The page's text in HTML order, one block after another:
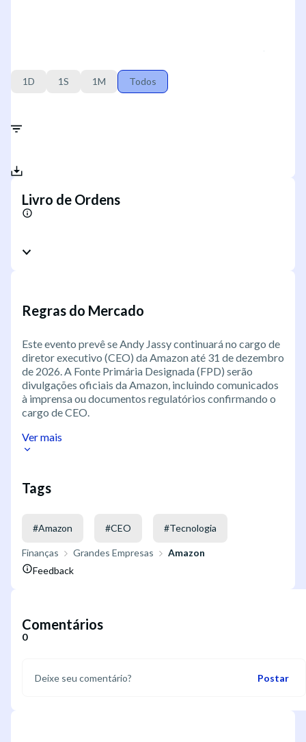
1D 1S 1M Todos
Livro de Ordens
Regras do Mercado
Este evento prevê se Andy Jassy continuará no cargo de
diretor executivo (CEO) da Amazon até 31 de dezembro
de 2026. A Fonte Primária Designada (FPD) serão
divulgações oficiais da Amazon, incluindo comunicados
à imprensa ou documentos regulatórios confirmando o
cargo de CEO.
Ver mais
Tags
#Amazon #CEO #Tecnologia
Finanças Grandes Empresas
Amazon
Feedback
Comentários
0
Postar